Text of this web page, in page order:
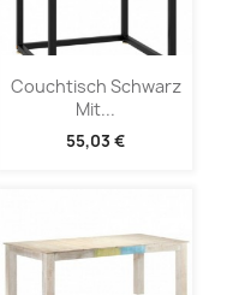
Couchtisch Schwarz
Mit...
55,03 €